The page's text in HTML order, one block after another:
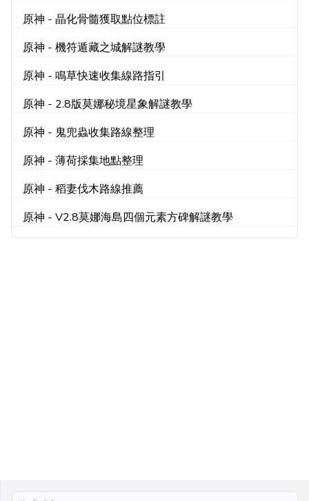
原神 - 晶化骨髓獲取點位標註
原神 - 機符遁藏之城解謎教學
原神 - 鳴草快速收集線路指引
原神 - 2.8版莫娜秘境星象解謎教學
原神 - 鬼兜蟲收集路線整理
原神 - 薄荷採集地點整理
原神 - 稻妻伐木路線推薦
原神 - V2.8莫娜海島四個元素方碑解謎教學